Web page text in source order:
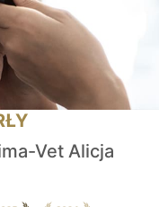
Vet Alicja